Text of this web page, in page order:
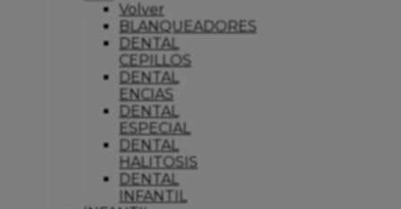
Volver
BLANQUEADORES
DENTAL
CEPILLOS
DENTAL
ENCIAS
DENTAL
ESPECIAL
DENTAL
HALITOSIS
DENTAL
INFANTIL